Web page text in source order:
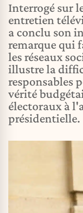
Interrogé sur
entretien
a conclu son
remarque qui
les réseaux
illustre la
responsables
vérité
électoraux à
présidentielle.